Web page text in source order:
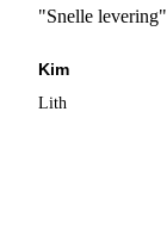
"Snelle levering"
Kim
Lith